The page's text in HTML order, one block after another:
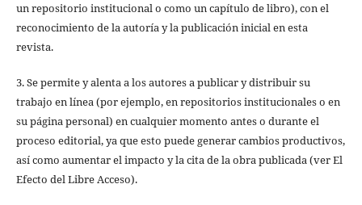
un repositorio institucional o como un capítulo de libro), con el
reconocimiento de la autoría y la publicación inicial en esta
revista.
3. Se permite y alenta a los autores a publicar y distribuir su
trabajo en línea (por ejemplo, en repositorios institucionales o en
su página personal) en cualquier momento antes o durante el
proceso editorial, ya que esto puede generar cambios productivos,
así como aumentar el impacto y la cita de la obra publicada (ver El
Efecto del Libre Acceso).